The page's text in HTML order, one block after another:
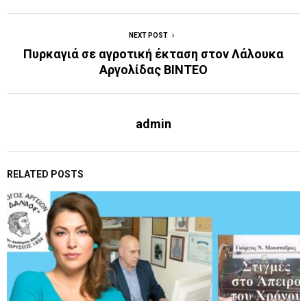
NEXT POST
Πυρκαγιά σε αγροτική έκταση στον Λάλουκα
Αργολίδας ΒΙΝΤΕΟ
admin
RELATED POSTS